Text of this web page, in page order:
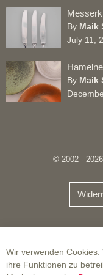
By Maik
July 11,
By Maik
© 2002 -
Wir verwenden
ihre Funktionen zu